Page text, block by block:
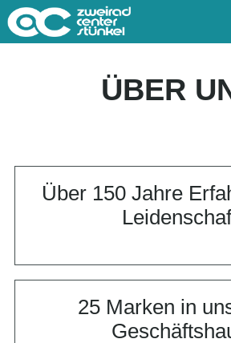
ÜBER
Über 150 Jahre
25 Marken in